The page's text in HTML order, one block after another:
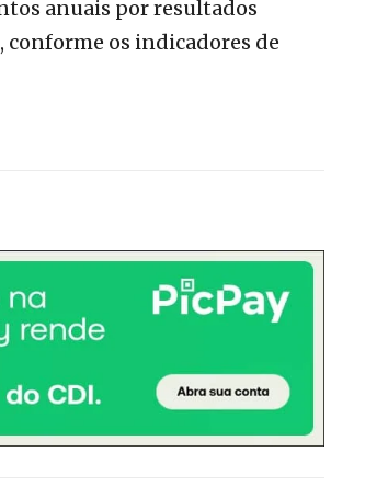
anuais por resultados
os indicadores de